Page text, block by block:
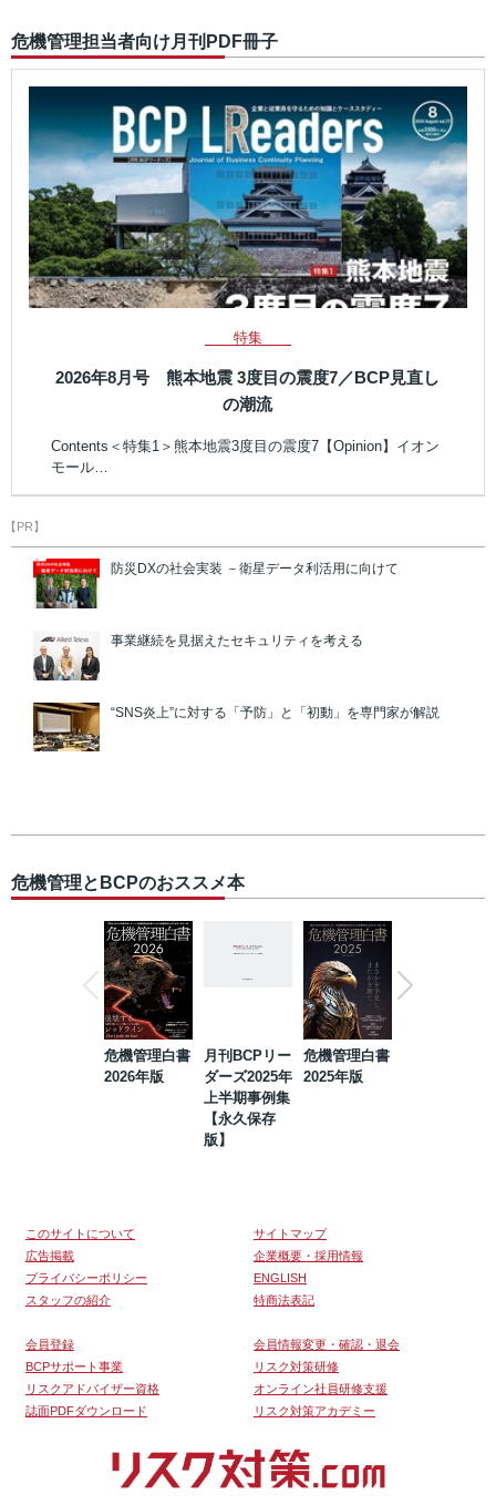
危機管理担当者向け月刊PDF冊子
特集
2026年8月号 熊本地震 3度目の震度7／BCP見直し
の潮流
Contents＜特集1＞熊本地震3度目の震度7【Opinion】イオン
モール…
【PR】
防災DXの社会実装 －衛星データ利活用に向けて
事業継続を見据えたセキュリティを考える
“SNS炎上”に対する「予防」と「初動」を専門家が解説
危機管理とBCPのおススメ本
危機管理白書
2026年版
月刊BCPリー
ダーズ2025年
上半期事例集
【永久保存
版】
危機管理白書
2025年版
このサイトについて
サイトマップ
広告掲載
企業概要・採用情報
プライバシーポリシー
ENGLISH
スタッフの紹介
特商法表記
会員登録
会員情報変更・確認・退会
BCPサポート事業
リスク対策研修
リスクアドバイザー資格
オンライン社員研修支援
誌面PDFダウンロード
リスク対策アカデミー